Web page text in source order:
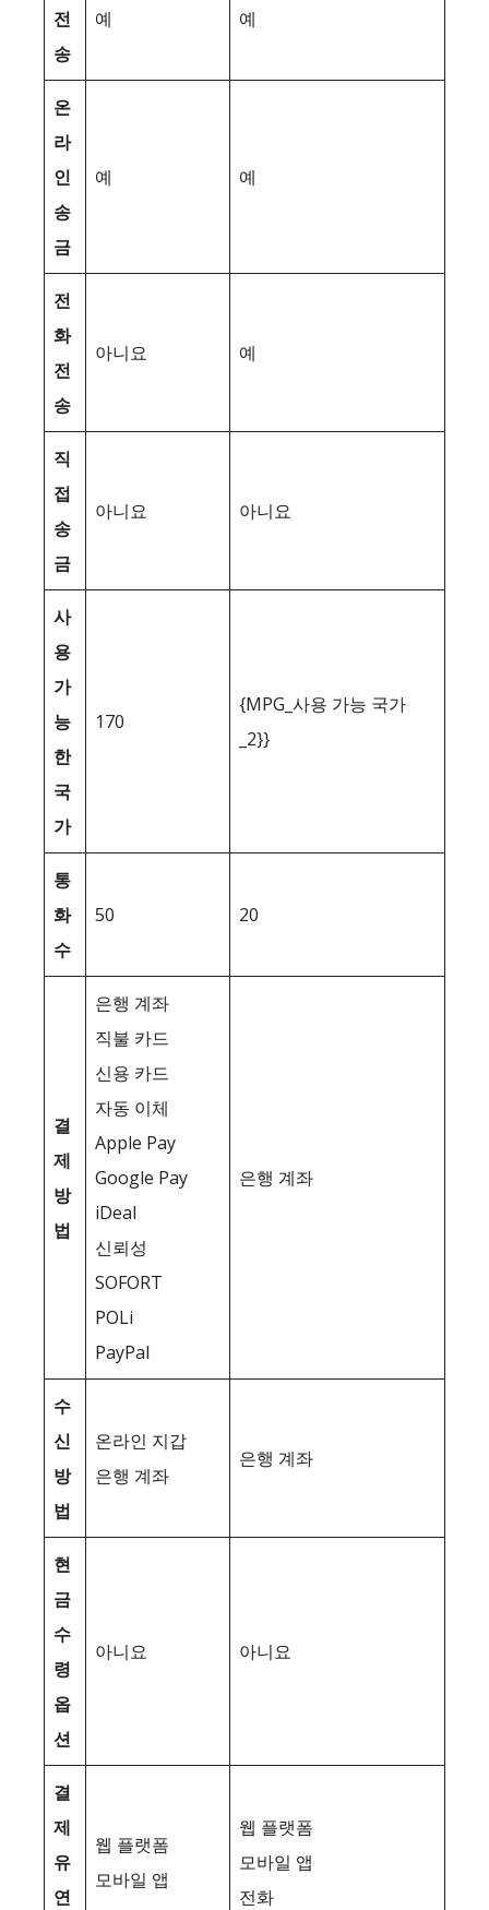
전
송
예 예
온
라
인
송
금
예 예
전
화
전
송
아니요 예
직
접
송
금
아니요 아니요
사
용
가
능
한
국
가
170
{MPG_사용 가능 국가
_2}}
통
화
수
50 20
결
제
방
법
은행 계좌
직불 카드
신용 카드
자동 이체
Apple Pay
Google Pay
iDeal
신뢰성
SOFORT
POLi
PayPal
은행 계좌
수
신
방
법
온라인 지갑
은행 계좌
은행 계좌
현
금
수
령
옵
션
아니요 아니요
결
제
유
연
웹 플랫폼
모바일 앱
웹 플랫폼
모바일 앱
전화